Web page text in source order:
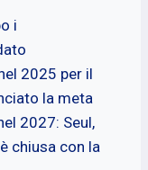
i
2025 per il
la meta
2027: Seul,
chiusa con la